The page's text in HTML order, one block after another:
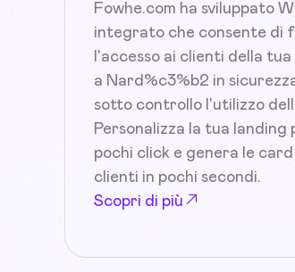
Fowhe.com ha sviluppato
integrato che consente di
l'accesso ai clienti della
a Nard%c3%b2 in
sotto controllo l'utilizzo
Personalizza la tua landing
pochi click e genera le
clienti in pochi secondi.
Scopri di più